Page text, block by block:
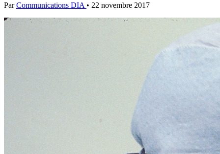
Par Communications DIA • 22 novembre 2017